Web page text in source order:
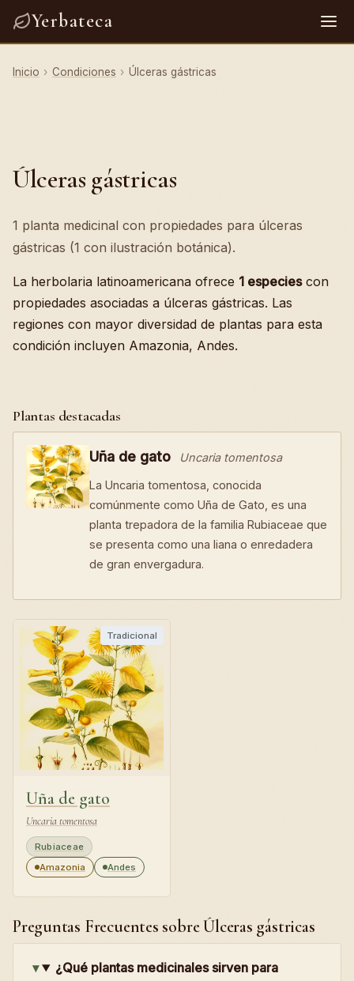
Yerbateca
Inicio › Condiciones › Úlceras gástricas
Úlceras gástricas
1 planta medicinal con propiedades para úlceras
gástricas (1 con ilustración botánica).
La herbolaria latinoamericana ofrece 1 especiescon
propiedades asociadas a úlceras gástricas. Las
regiones con mayor diversidad de plantas para esta
condición incluyen Amazonia, Andes.
Plantas destacadas
Uña de gato Uncaria tomentosa
La Uncaria tomentosa, conocida
comúnmente como Uña de Gato, es una
planta trepadora de la familia Rubiaceae que
se presenta como una liana o enredadera
de gran envergadura.
Tradicional
Uña de gato
Uncaria tomentosa
Rubiaceae
Amazonia
Andes
Preguntas Frecuentes sobre Úlceras gástricas
¿Qué plantas medicinales sirven para